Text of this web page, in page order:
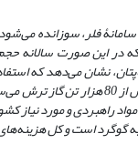
فلر، سوزانده می
در این صورت سالانه
نشان میدهد که
می
راهبردی و مورد نیاز
گوگرد است و کل هزینه